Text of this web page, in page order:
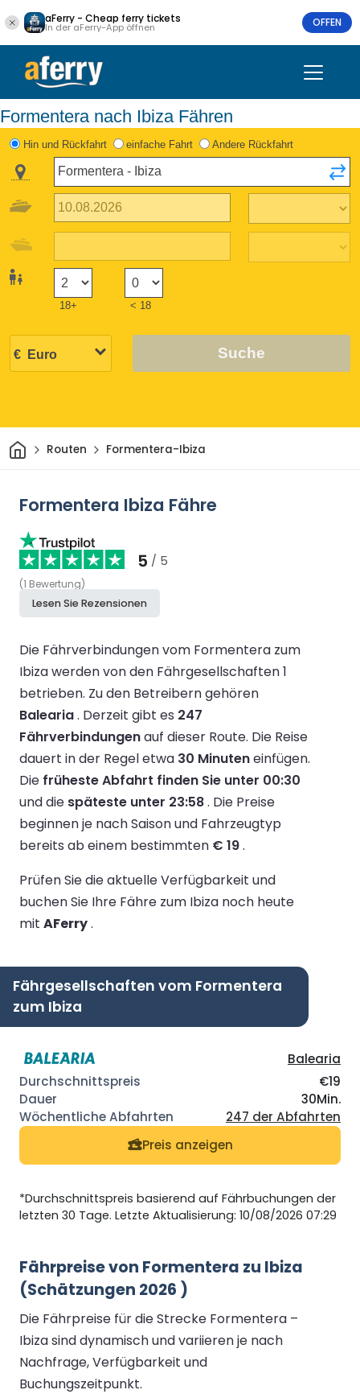
aFerry - Cheap ferry tickets
In der aFerry-App öffnen OFFEN
Formentera nach Ibiza Fähren
Hin und Rückfahrt einfache Fahrt Andere Rückfahrt
18+ < 18
Suche
HeimRouten Formentera-Ibiza
Formentera Ibiza Fähre
5 / 5
(1 Bewertung)
Lesen Sie Rezensionen
Die Fährverbindungen vom Formentera zum
Ibiza werden von den Fährgesellschaften 1
betrieben. Zu den Betreibern gehören
Balearia. Derzeit gibt es 247
Fährverbindungenauf dieser Route. Die Reise
dauert in der Regel etwa 30 Minuteneinfügen.
Die früheste Abfahrt finden Sie unter 00:30
und die späteste unter 23:58. Die Preise
beginnen je nach Saison und Fahrzeugtyp
bereits ab einem bestimmten € 19.
Prüfen Sie die aktuelle Verfügbarkeit und
buchen Sie Ihre Fähre zum Ibiza noch heute
mit AFerry.
Fährgesellschaften vom Formentera
zum Ibiza
Balearia
€19
30Min.
247 der Abfahrten
Preis anzeigen
*Durchschnittspreis basierend auf Fährbuchungen der
letzten 30 Tage. Letzte Aktualisierung: 10/08/2026 07:29
Fährpreise von Formentera zu Ibiza
(Schätzungen 2026 )
Die Fährpreise für die Strecke Formentera –
Ibiza sind dynamisch und variieren je nach
Nachfrage, Verfügbarkeit und
Buchungszeitpunkt.